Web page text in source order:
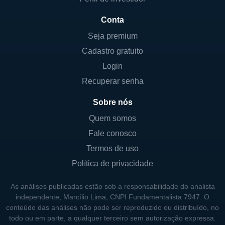
PRESENÇA INTERNACIONAL
A Zayo Group atua predominantemente nos
Estados Unidos, mas também possui uma
demanda por conectividade e serviços de
telecomunicações tem se intensificado. A
empresa mantém redes em cidades chave,
conectando pontos estratégicos que
atendem os principais centros de negócio e
Além de suas operações nos Estados
Unidos, a Zayo busca expandir sua atuação
internacional, aproveitando as oportunidades
Conta
Seja premium
Cadastro gratuito
Login
Recuperar senha
Sobre nós
Quem somos
Fale conosco
Termos de uso
Política de privacidade
As análises publicadas estão sob a responsabilidade do analista
independente, Marcílio Lima, CNPI Fundamentalista 7947. O
conteúdo das análises não pode ser reproduzido ou distribuído, no
todo ou em parte, a qualquer terceiro sem autorização expressa.